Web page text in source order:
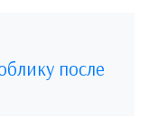
после